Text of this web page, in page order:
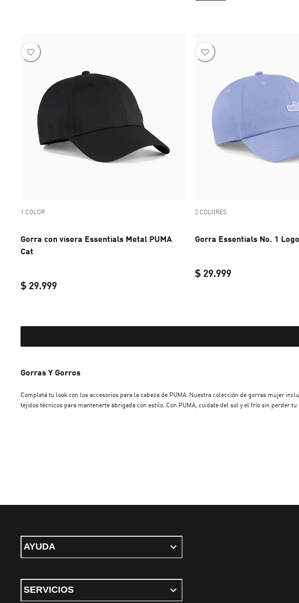
1 COLOR
Gorra con visera Essentials Metal PUMA
Cat
$ 29.999
2 COLORES
Gorra Essentials No. 1
$ 29.999
Gorras Y Gorros
Completá tu look con los accesorios para la cabeza de PUMA. Nuestra colección de gorras mujer
tejidos técnicos para mantenerte abrigada con estilo. Con PUMA, cuidate del sol y el frío sin perder tu
AYUDA
SERVICIOS